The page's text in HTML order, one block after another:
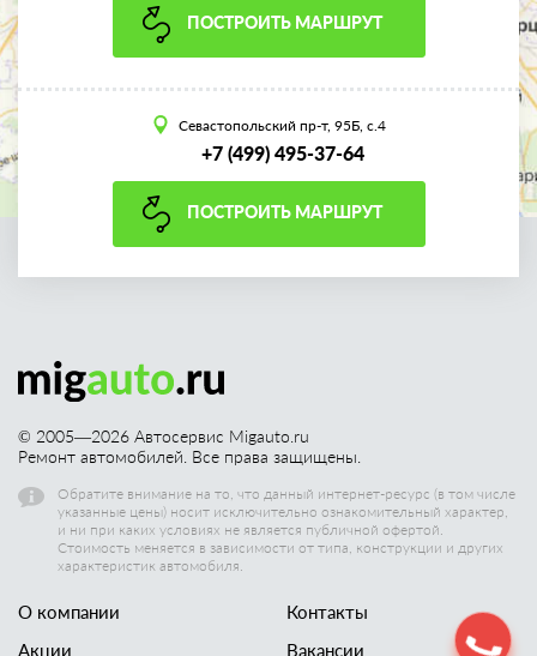
ПОСТРОИТЬ МАРШРУТ
Севастопольский пр-т, 95Б, с.4
+7 (499) 495-37-64
ПОСТРОИТЬ МАРШРУТ
© 2005—2026 Автосервис Migauto.ru
Ремонт автомобилей. Все права защищены.
Обратите внимание на то, что данный интернет-ресурс (в том числе
указанные цены) носит исключительно ознакомительный характер,
и ни при каких условиях не является публичной офертой.
Стоимость меняется в зависимости от типа, конструкции и других
характеристик автомобиля.
О компании
Акции
Контакты
Вакансии